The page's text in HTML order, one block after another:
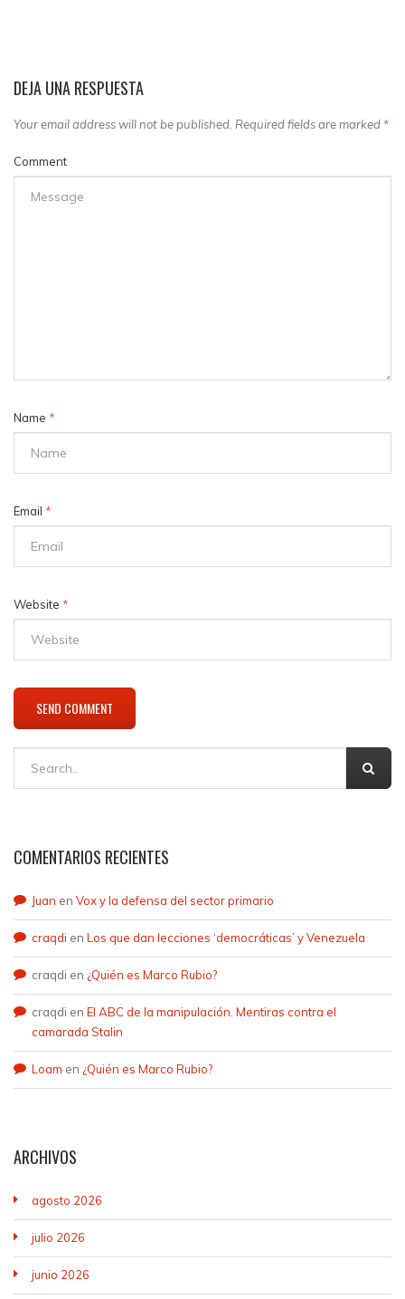
DEJA UNA RESPUESTA
Your email address will not be published. Required fields are marked *
Comment
Name *
Email *
Website *
COMENTARIOS RECIENTES
Juan en Vox y la defensa del sector primario
craqdi en Los que dan lecciones ‘democráticas’ y Venezuela
craqdi en ¿Quién es Marco Rubio?
craqdi en El ABC de la manipulación. Mentiras contra el
camarada Stalin
Loam en ¿Quién es Marco Rubio?
ARCHIVOS
agosto 2026
julio 2026
junio 2026